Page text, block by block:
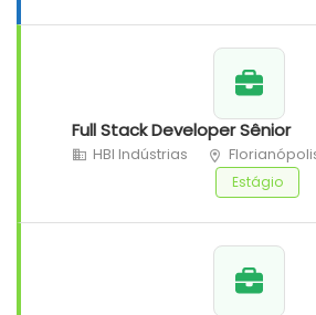
Full Stack Developer Sênior
HBI Indústrias
Estágio